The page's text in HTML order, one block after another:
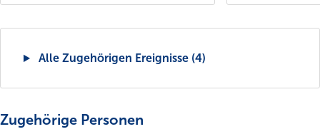
Alle Zugehörigen Ereignisse (4)
Zugehörige Personen